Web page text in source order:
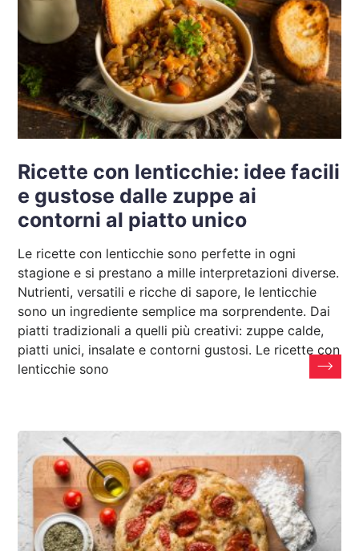
Ricette con lenticchie: idee facili
e gustose dalle zuppe ai
contorni al piatto unico
Le ricette con lenticchie sono perfette in ogni
stagione e si prestano a mille interpretazioni diverse.
Nutrienti, versatili e ricche di sapore, le lenticchie
sono un ingrediente semplice ma sorprendente. Dai
piatti tradizionali a quelli più creativi: zuppe calde,
piatti unici, insalate e contorni gustosi. Le ricette con
lenticchie sono